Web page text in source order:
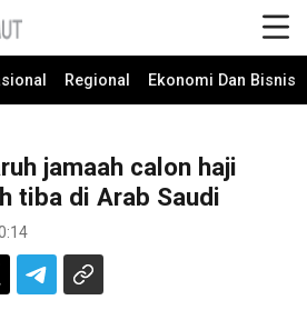
Regional Ekonomi Dan Bisnis
jamaah calon haji
tiba di Arab Saudi